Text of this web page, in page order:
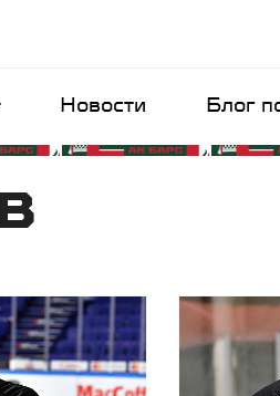
Новости Блог